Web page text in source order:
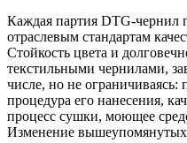
Каждая партия DTG-чернил
отраслевым стандартам
Стойкость цвета и
текстильными чернилами,
числе, но не
процедура его нанесения,
процесс сушки, моющее
Изменение